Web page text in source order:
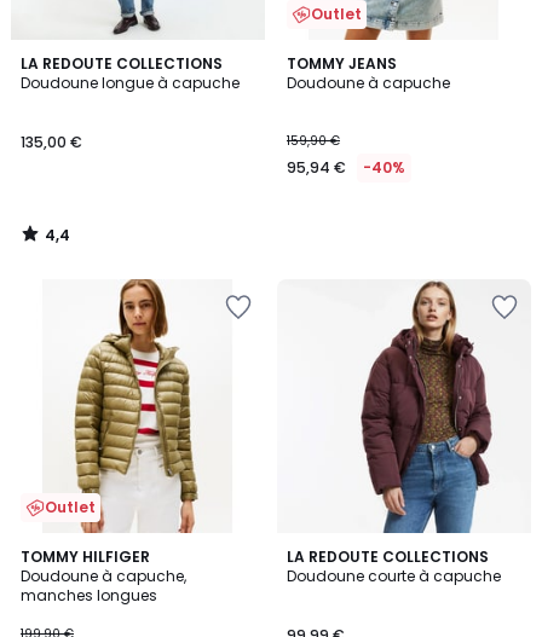
LA REDOUTE COLLECTIONS
Doudoune longue à capuche
135,00 €
4,4
/ 5
4,4
/
Outlet
TOMMY JEANS
Doudoune à capuche
159,90 €
95,94 € -40%
Outlet
TOMMY HILFIGER
Doudoune à capuche,
manches longues
2
Couleurs
LA REDOUTE COLLECTIONS
Doudoune courte à capuche
4,5
/ 5